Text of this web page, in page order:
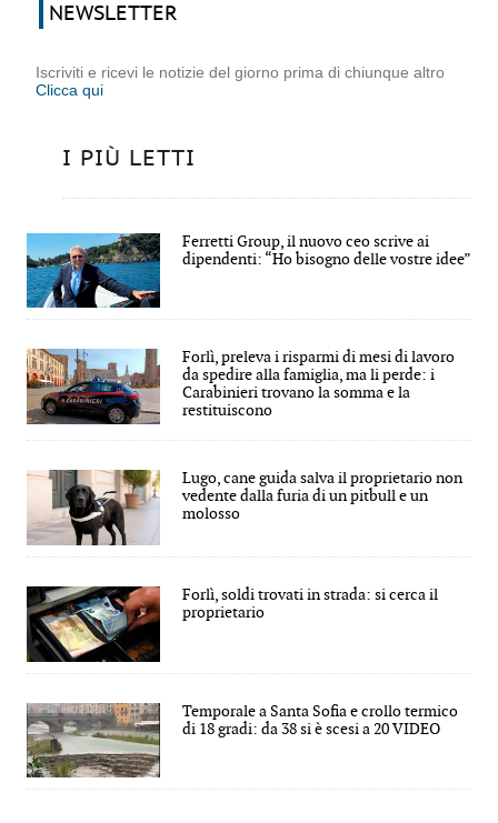
NEWSLETTER
Iscriviti e ricevi le notizie del giorno prima di chiunque altro
Clicca qui
I PIÙ LETTI
Ferretti Group, il nuovo ceo scrive ai
dipendenti: “Ho bisogno delle vostre idee”
Forlì, preleva i risparmi di mesi di lavoro
da spedire alla famiglia, ma li perde: i
Carabinieri trovano la somma e la
restituiscono
Lugo, cane guida salva il proprietario non
vedente dalla furia di un pitbull e un
molosso
Forlì, soldi trovati in strada: si cerca il
proprietario
Temporale a Santa Sofia e crollo termico
di 18 gradi: da 38 si è scesi a 20 VIDEO